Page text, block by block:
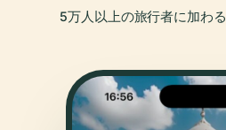
5万人以上の旅行者に加わる